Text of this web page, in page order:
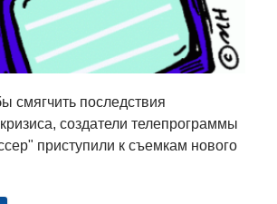
смягчить последствия
создатели телепрограммы
приступили к съемкам нового